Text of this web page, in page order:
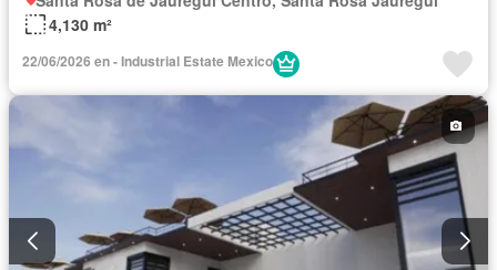
4,130 m²
22/06/2026 en - Industrial Estate Mexico